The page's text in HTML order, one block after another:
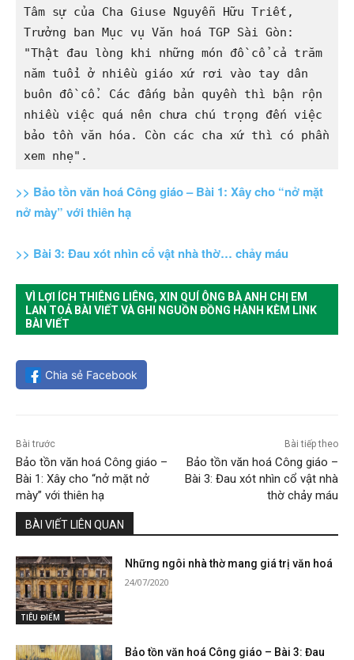
Tâm sự của Cha Giuse Nguyễn Hữu Triết,
Trưởng ban Mục vụ Văn hoá TGP Sài Gòn:
"Thật đau lòng khi những món đồ cổ cả trăm
năm tuổi ở nhiều giáo xứ rơi vào tay dân
buôn đồ cổ. Các đấng bản quyền thì bận rộn
nhiều việc quá nên chưa chú trọng đến việc
bảo tồn văn hóa. Còn các cha xứ thì có phần
xem nhẹ".
>> Bảo tồn văn hoá Công giáo – Bài 1: Xây cho “nở mặt
nở mày” với thiên hạ
>> Bài 3: Đau xót nhìn cổ vật nhà thờ… chảy máu
VÌ LỢI ÍCH THIÊNG LIÊNG, XIN QUÍ ÔNG BÀ ANH CHỊ EM
LAN TOẢ BÀI VIẾT VÀ GHI NGUỒN ĐỒNG HÀNH KÈM LINK
BÀI VIẾT
Chia sẻ Facebook
Bài trước
Bảo tồn văn hoá Công giáo –
Bài 1: Xây cho “nở mặt nở
mày” với thiên hạ
Bài tiếp theo
Bảo tồn văn hoá Công giáo –
Bài 3: Đau xót nhìn cổ vật nhà
thờ chảy máu
BÀI VIẾT LIÊN QUAN
TIÊU ĐIỂM
Những ngôi nhà thờ mang giá trị văn hoá
24/07/2020
Bảo tồn văn hoá Công giáo – Bài 3: Đau